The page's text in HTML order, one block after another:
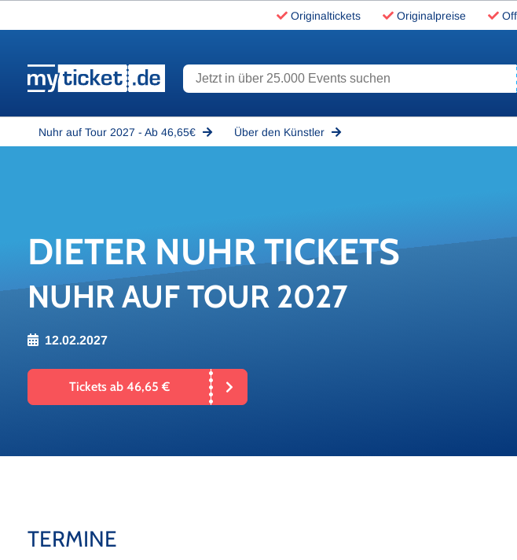
Originaltickets Originalpreise
Jetzt in über 25.000 Events suchen
Nuhr auf Tour 2027 - Ab 46,65€ Über den Künstler
DIE­TER NUHR TI­CKETS
NUHR AUF TOUR 2027
12.02.2027
Tickets ab 46,65 €
TERMINE